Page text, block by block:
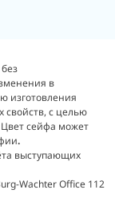
в
изготовления
свойств, с целью
Цвет сейфа может
.
выступающих
Wachter Office 112